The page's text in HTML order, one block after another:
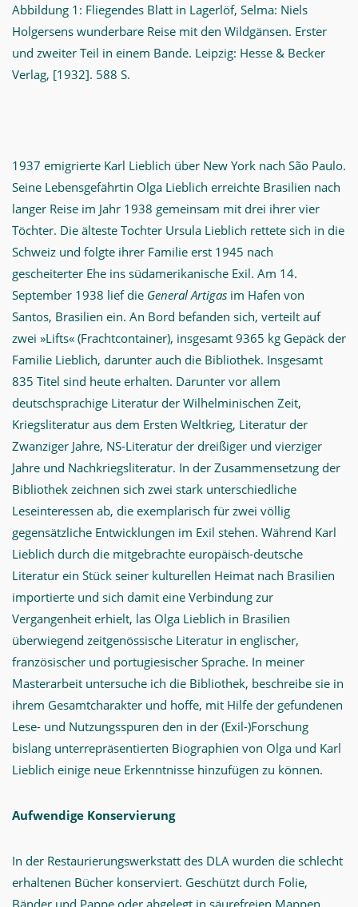
Abbildung 1: Fliegendes Blatt in Lagerlöf, Selma: Niels
Holgersens wunderbare Reise mit den Wildgänsen. Erster
und zweiter Teil in einem Bande. Leipzig: Hesse & Becker
Verlag, [1932]. 588 S.
1937 emigrierte Karl Lieblich über New York nach São Paulo.
Seine Lebensgefährtin Olga Lieblich erreichte Brasilien nach
langer Reise im Jahr 1938 gemeinsam mit drei ihrer vier
Töchter. Die älteste Tochter Ursula Lieblich rettete sich in die
Schweiz und folgte ihrer Familie erst 1945 nach
gescheiterter Ehe ins südamerikanische Exil. Am 14.
September 1938 lief die General Artigas im Hafen von
Santos, Brasilien ein. An Bord befanden sich, verteilt auf
zwei »Lifts« (Frachtcontainer), insgesamt 9365 kg Gepäck der
Familie Lieblich, darunter auch die Bibliothek. Insgesamt
835 Titel sind heute erhalten. Darunter vor allem
deutschsprachige Literatur der Wilhelminischen Zeit,
Kriegsliteratur aus dem Ersten Weltkrieg, Literatur der
Zwanziger Jahre, NS-Literatur der dreißiger und vierziger
Jahre und Nachkriegsliteratur. In der Zusammensetzung der
Bibliothek zeichnen sich zwei stark unterschiedliche
Leseinteressen ab, die exemplarisch für zwei völlig
gegensätzliche Entwicklungen im Exil stehen. Während Karl
Lieblich durch die mitgebrachte europäisch-deutsche
Literatur ein Stück seiner kulturellen Heimat nach Brasilien
importierte und sich damit eine Verbindung zur
Vergangenheit erhielt, las Olga Lieblich in Brasilien
überwiegend zeitgenössische Literatur in englischer,
französischer und portugiesischer Sprache. In meiner
Masterarbeit untersuche ich die Bibliothek, beschreibe sie in
ihrem Gesamtcharakter und hoffe, mit Hilfe der gefundenen
Lese- und Nutzungsspuren den in der (Exil-)Forschung
bislang unterrepräsentierten Biographien von Olga und Karl
Lieblich einige neue Erkenntnisse hinzufügen zu können.
Aufwendige Konservierung
In der Restaurierungswerkstatt des DLA wurden die schlecht
erhaltenen Bücher konserviert. Geschützt durch Folie,
Bänder und Pappe oder abgelegt in säurefreien Mappen